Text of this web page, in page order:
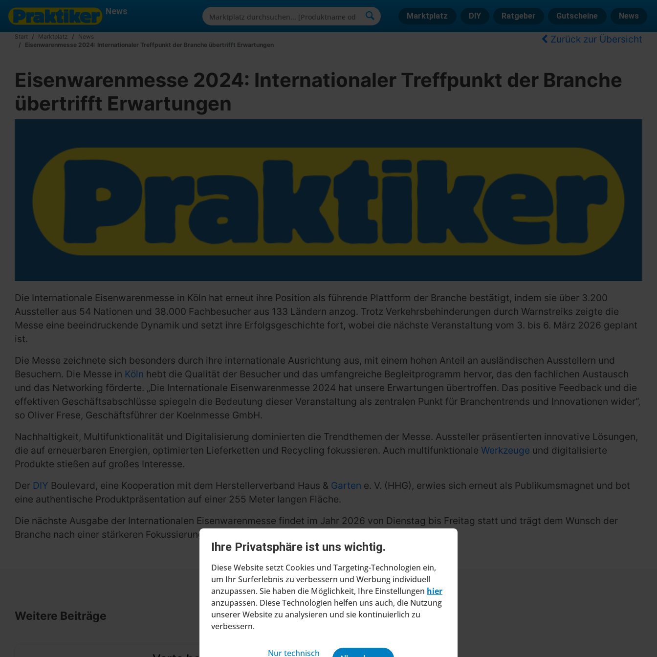
Ihre Privatsphäre ist uns wichtig.
Diese Website setzt Cookies und Targeting-Technologien ein,
um Ihr Surferlebnis zu verbessern und Werbung individuell
anzupassen. Sie haben die Möglichkeit, Ihre Einstellungen hier
anzupassen. Diese Technologien helfen uns auch, die Nutzung
unserer Website zu analysieren und sie kontinuierlich zu
verbessern.
Nur technisch
News Marktplatz DIY Ratgeber Gutscheine News
Start Marktplatz
News
Eisenwarenmesse 2024: Internationaler Treffpunkt der Branche übertrifft Erwartungen
Zurück zur Übersicht
Eisenwarenmesse 2024: Internationaler Treffpunkt der Branche
übertrifft Erwartungen
Die Internationale Eisenwarenmesse in Köln hat erneut ihre Position als führende Plattform der Branche bestätigt, indem sie über 3.200
Aussteller aus 54 Nationen und 38.000 Fachbesucher aus 133 Ländern anzog. Trotz Verkehrsbehinderungen durch Warnstreiks zeigte die
Messe eine beeindruckende Dynamik und setzt ihre Erfolgsgeschichte fort, wobei die nächste Veranstaltung vom 3. bis 6. März 2026 geplant
ist.
Die Messe zeichnete sich besonders durch ihre internationale Ausrichtung aus, mit einem hohen Anteil an ausländischen Ausstellern und
Besuchern. Die Messe in Köln hebt die Qualität der Besucher und das umfangreiche Begleitprogramm hervor, das den fachlichen Austausch
und das Networking förderte. „Die Internationale Eisenwarenmesse 2024 hat unsere Erwartungen übertroffen. Das positive Feedback und die
effektiven Geschäftsabschlüsse spiegeln die Bedeutung dieser Veranstaltung als zentralen Punkt für Branchentrends und Innovationen wider“,
so Oliver Frese, Geschäftsführer der Koelnmesse GmbH.
Nachhaltigkeit, Multifunktionalität und Digitalisierung dominierten die Trendthemen der Messe. Aussteller präsentierten innovative Lösungen,
die auf erneuerbaren Energien, optimierten Lieferketten und Recycling fokussieren. Auch multifunktionale Werkzeuge und digitalisierte
Produkte stießen auf großes Interesse.
Der DIY Boulevard, eine Kooperation mit dem Herstellerverband Haus & Garten e. V. (HHG), erwies sich erneut als Publikumsmagnet und bot
eine authentische Produktpräsentation auf einer 255 Meter langen Fläche.
Die nächste Ausgabe der Internationalen Eisenwarenmesse findet im Jahr 2026 von Dienstag bis Freitag statt und trägt dem Wunsch der
Branche nach einer stärkeren Fokussierung auf die Geschäftstage Rechnung.
Weitere Beiträge